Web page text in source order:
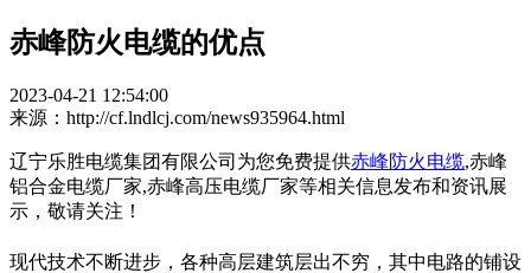
赤峰防火电缆的优点
2023-04-21 12:54:00
来源：http://cf.lndlcj.com/news935964.html
辽宁乐胜电缆集团有限公司为您免费提供赤峰防火电缆,赤峰
铝合金电缆厂家,赤峰高压电缆厂家等相关信息发布和资讯展
示，敬请关注！
现代技术不断进步，各种高层建筑层出不穷，其中电路的铺设